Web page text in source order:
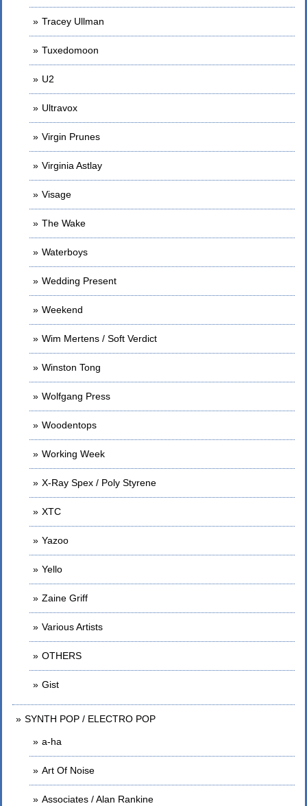
Tracey Ullman
Tuxedomoon
U2
Ultravox
Virgin Prunes
Virginia Astlay
Visage
The Wake
Waterboys
Wedding Present
Weekend
Wim Mertens / Soft Verdict
Winston Tong
Wolfgang Press
Woodentops
Working Week
X-Ray Spex / Poly Styrene
XTC
Yazoo
Yello
Zaine Griff
Various Artists
OTHERS
Gist
SYNTH POP / ELECTRO POP
a-ha
Art Of Noise
Associates / Alan Rankine